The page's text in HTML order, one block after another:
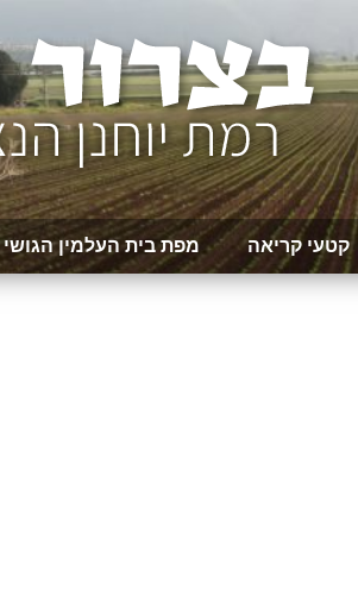
קטעי קריאה מפת בית העלמין הגושי